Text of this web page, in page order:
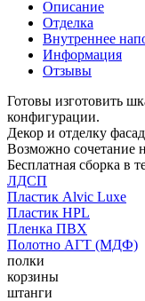
Описание
Отделка
Внутреннее
Информация
Отзывы
Готовы изготовить
конфигурации.
Декор и отделку
Возможно сочетание
Бесплатная сборка в
ЛДСП
Пластик Alvic Luxe
Пластик HPL
Пленка ПВХ
Полотно АГТ (МДФ)
полки
корзины
штанги